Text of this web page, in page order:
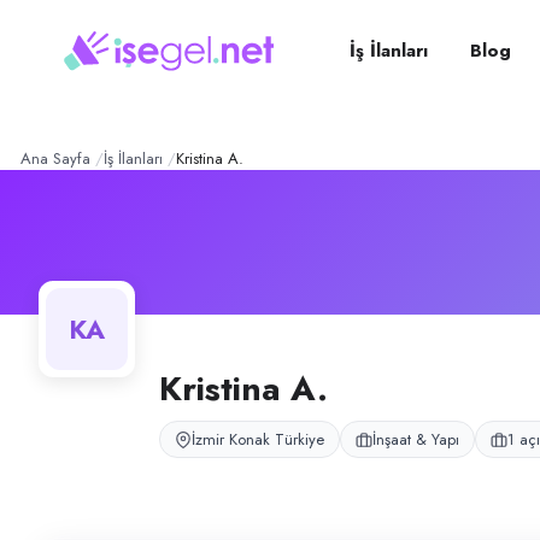
A.– Şirket Profili
Kristina A., Konak, İzmir bölgesinde i̇nşaat & yapı alanında faaliyet
pozisyonlar İş İlanları Blog
Ana Sayfa İş İlanları Kristina A.
KA
Kristina A.
İzmir Konak Türkiye İnşaat & Yapı 1